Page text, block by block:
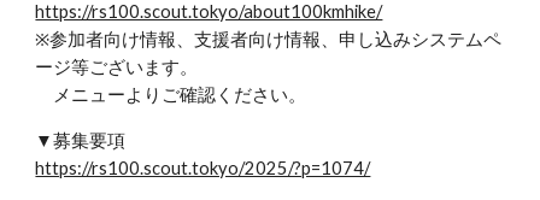
https://rs100.scout.tokyo/about100kmhike/
※参加者向け情報、支援者向け情報、申し込みシステムペ
ージ等ございます。
メニューよりご確認ください。
▼募集要項
https://rs100.scout.tokyo/2025/?p=1074/